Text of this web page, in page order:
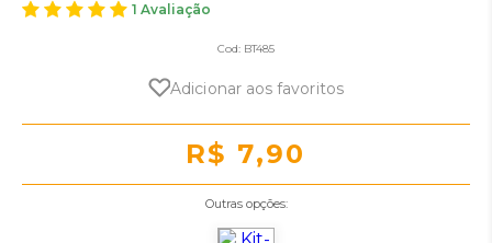
1 Avaliação
Cod: BT485
Adicionar aos favoritos
R$ 7,90
Outras opções: